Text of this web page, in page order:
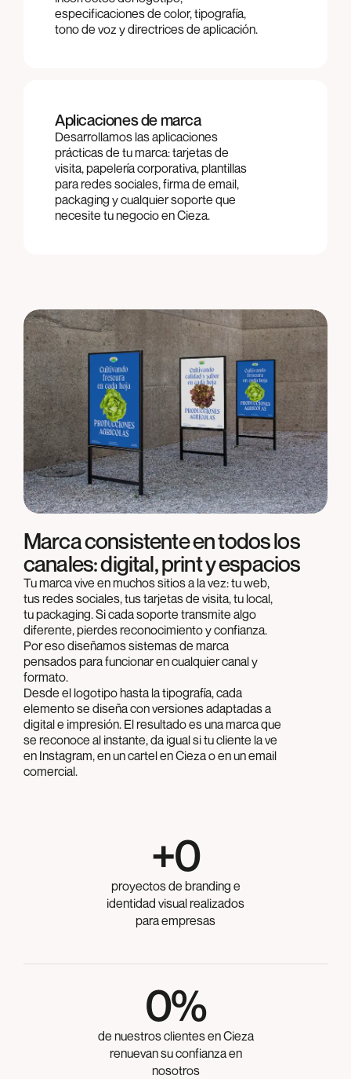
especificaciones de color, tipografía,
tono de voz y directrices de aplicación.
Aplicaciones de marca
Desarrollamos las aplicaciones
prácticas de tu marca: tarjetas de
visita, papelería corporativa, plantillas
para redes sociales, firma de email,
packaging y cualquier soporte que
necesite tu negocio en Cieza.
Marca consistente en todos los
canales: digital, print y espacios
Tu marca vive en muchos sitios a la vez: tu web,
tus redes sociales, tus tarjetas de visita, tu local,
tu packaging. Si cada soporte transmite algo
diferente, pierdes reconocimiento y confianza.
Por eso diseñamos sistemas de marca
pensados para funcionar en cualquier canal y
formato.
Desde el logotipo hasta la tipografía, cada
elemento se diseña con versiones adaptadas a
digital e impresión. El resultado es una marca que
se reconoce al instante, da igual si tu cliente la ve
en Instagram, en un cartel en Cieza o en un email
comercial.
+0
proyectos de branding e
identidad visual realizados
para empresas
0%
de nuestros clientes en Cieza
renuevan su confianza en
nosotros